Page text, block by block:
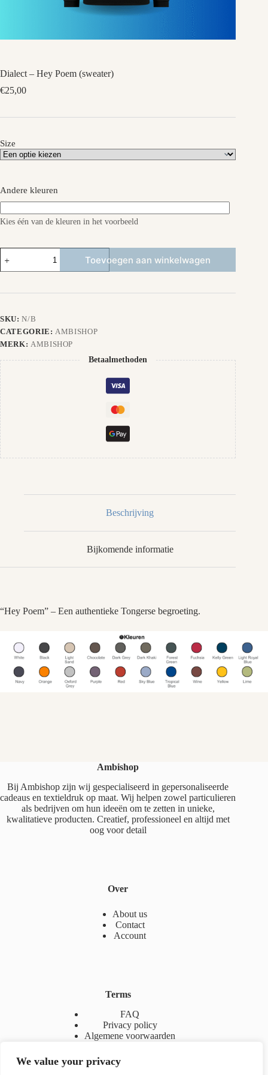
We value your privacy
Dialect – Hey Poem (sweater)
€25,00
Size
Andere kleuren
Kies één van de kleuren in het voorbeeld
Hey
(sweater)
Toevoegen aan winkelwagen
SKU:N/B
CATEGORIE:AMBISHOP
MERK: AMBISHOP
Betaalmethoden
Beschrijving
Bijkomende informatie
“Hey Poem” – Een authentieke Tongerse begroeting.
Ambishop
Bij Ambishop zijn wij gespecialiseerd in gepersonaliseerde
cadeaus en textieldruk op maat. Wij helpen zowel particulieren
als bedrijven om hun ideeën om te zetten in unieke,
kwalitatieve producten. Creatief, professioneel en altijd met
oog voor detail
Over
About us
Contact
Account
Terms
FAQ
Privacy policy
Algemene voorwaarden